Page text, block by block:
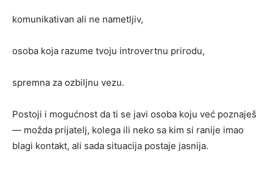
komunikativan ali ne nametljiv,
osoba koja razume tvoju introvertnu prirodu,
spremna za ozbiljnu vezu.
Postoji i mogućnost da ti se javi osoba koju već poznaješ
— možda prijatelj, kolega ili neko sa kim si ranije imao
blagi kontakt, ali sada situacija postaje jasnija.